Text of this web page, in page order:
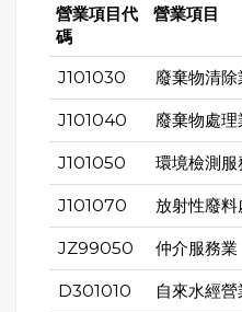
營業項目代
碼
營業項目
J101030 廢棄物清除
J101040 廢棄物處理
J101050 環境檢測服
J101070 放射性廢
JZ99050 仲介服務業
D301010 自來水經營